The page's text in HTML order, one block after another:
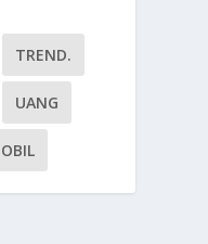
TREND.
UANG